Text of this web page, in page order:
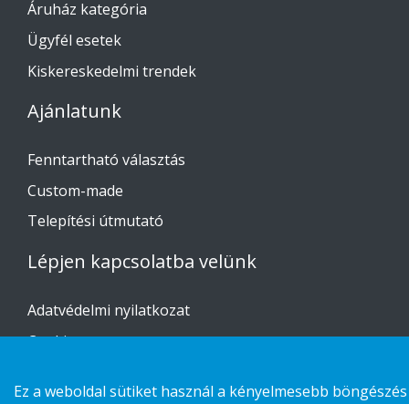
Áruház kategória
Ügyfél esetek
Kiskereskedelmi trendek
Ajánlatunk
Fenntartható választás
Custom-made
Telepítési útmutató
Lépjen kapcsolatba velünk
Adatvédelmi nyilatkozat
Cookies
Ez a weboldal sütiket használ a kényelmesebb böngészés